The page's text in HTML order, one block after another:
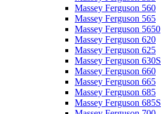
Massey Ferguson 560
Massey Ferguson 565
Massey Ferguson 5650
Massey Ferguson 620
Massey Ferguson 625
Massey Ferguson 630S
Massey Ferguson 660
Massey Ferguson 665
Massey Ferguson 685
Massey Ferguson 685S